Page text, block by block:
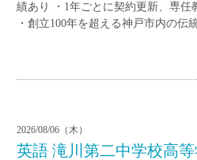
績あり ・1年ごとに契約更新、専任
・創立100年を超える神戸市内の伝
2026/08/06（木）
英語 滝川第二中学校高